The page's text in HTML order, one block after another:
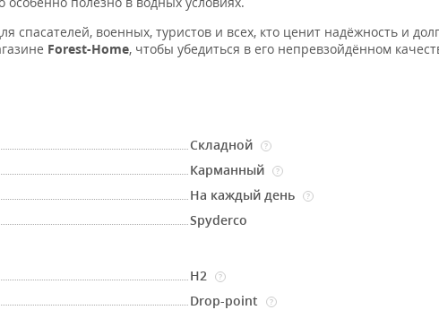
военных, туристов и всех, кто ценит надёжность и
Forest-Home, чтобы убедиться в его непревзойдённом
Складной ?
Карманный ?
На каждый день ?
Spyderco
H2 ?
Drop-point ?